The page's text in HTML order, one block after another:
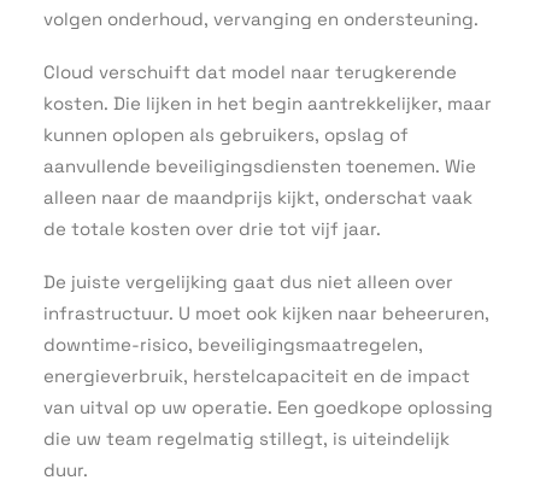
volgen onderhoud, vervanging en ondersteuning.
Cloud verschuift dat model naar terugkerende
kosten. Die lijken in het begin aantrekkelijker, maar
kunnen oplopen als gebruikers, opslag of
aanvullende beveiligingsdiensten toenemen. Wie
alleen naar de maandprijs kijkt, onderschat vaak
de totale kosten over drie tot vijf jaar.
De juiste vergelijking gaat dus niet alleen over
infrastructuur. U moet ook kijken naar beheeruren,
downtime-risico, beveiligingsmaatregelen,
energieverbruik, herstelcapaciteit en de impact
van uitval op uw operatie. Een goedkope oplossing
die uw team regelmatig stillegt, is uiteindelijk
duur.